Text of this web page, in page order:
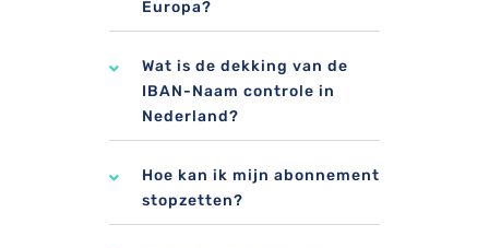
Europa?
Wat is de dekking van de
IBAN-Naam controle in
Nederland?
Hoe kan ik mijn abonnement
stopzetten?